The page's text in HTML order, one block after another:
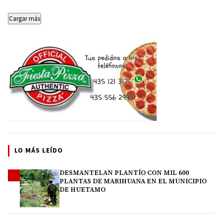
Cargar más
LO MÁS LEÍDO
DESMANTELAN PLANTÍO CON MIL 600
PLANTAS DE MARIHUANA EN EL MUNICIPIO
DE HUETAMO